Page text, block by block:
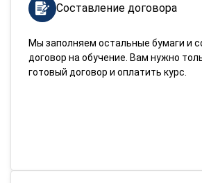
Составление договора
Мы заполняем остальные бумаги и
договор на обучение. Вам нужно
готовый договор и оплатить курс.